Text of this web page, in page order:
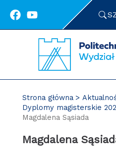
Strona główna
Dyplomy magisterskie
Magdalena Sąsiada
Magdalena